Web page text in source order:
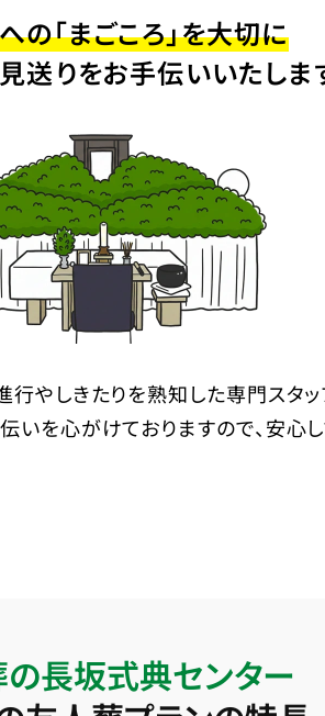
の「まごころ」を大切に
送りをお手伝いいたしま
やしきたりを熟知した専門スタッ
を心がけておりますので、安心し
長坂式典センター